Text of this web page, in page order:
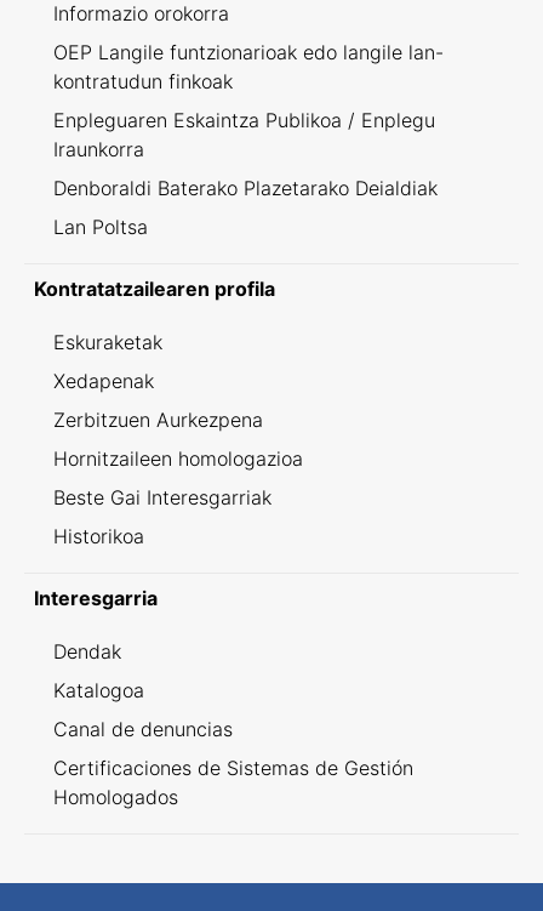
Informazio orokorra
OEP Langile funtzionarioak edo langile lan-
kontratudun finkoak
Enpleguaren Eskaintza Publikoa / Enplegu
Iraunkorra
Denboraldi Baterako Plazetarako Deialdiak
Lan Poltsa
Kontratatzailearen profila
Eskuraketak
Xedapenak
Zerbitzuen Aurkezpena
Hornitzaileen homologazioa
Beste Gai Interesgarriak
Historikoa
Interesgarria
Dendak
Katalogoa
Canal de denuncias
Certificaciones de Sistemas de Gestión
Homologados